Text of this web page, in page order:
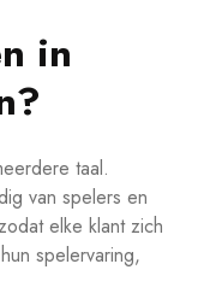
in
taal.
van spelers en
elke klant zich
spelervaring,